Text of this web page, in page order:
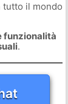
tutto il mondo
funzionalità
.